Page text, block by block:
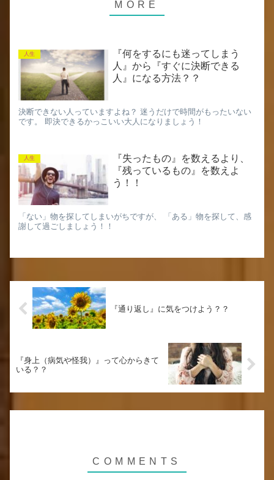
人生
『何をするにも迷ってしまう
人』から『すぐに決断できる
人』になる方法？？
決断できない人っていますよね？ 迷うだけで時間がもったいない
です。 即決できるかっこいい大人になりましょう！
人生
『失ったもの』を数えるより、
『残っているもの』を数えよ
う！！
「ない」物を探してしまいがちですが、 「ある」物を探して、感
謝して過ごしましょう！！
『通り返し』に気をつけよう？？
『身上（病気や怪我）』って心からきて
いる？？